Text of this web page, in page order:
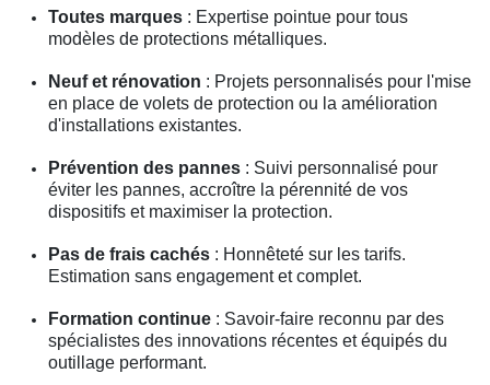
Toutes marques : Expertise pointue pour tous
modèles de protections métalliques.
Neuf et rénovation : Projets personnalisés pour l'mise
en place de volets de protection ou la amélioration
d'installations existantes.
Prévention des pannes : Suivi personnalisé pour
éviter les pannes, accroître la pérennité de vos
dispositifs et maximiser la protection.
Pas de frais cachés : Honnêteté sur les tarifs.
Estimation sans engagement et complet.
Formation continue : Savoir-faire reconnu par des
spécialistes des innovations récentes et équipés du
outillage performant.